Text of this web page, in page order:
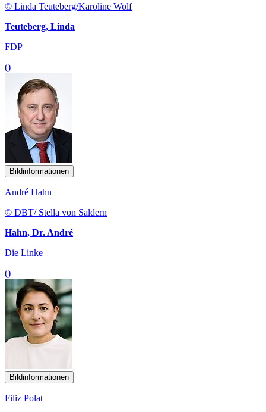
© Linda Teuteberg/Karoline Wolf
Teuteberg, Linda
FDP
()
Bildinformationen
André Hahn
© DBT/ Stella von Saldern
Hahn, Dr. André
Die Linke
()
Bildinformationen
Filiz Polat